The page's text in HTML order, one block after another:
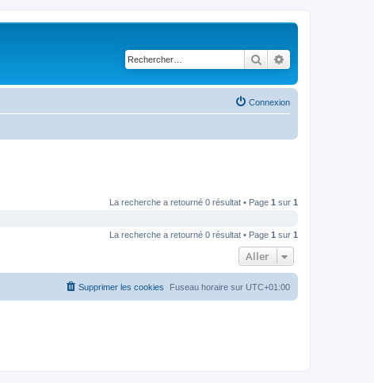
Rechercher
Connexion
La recherche a retourné 0 résultat • Page 1 sur 1
La recherche a retourné 0 résultat • Page 1 sur 1
Aller
Fuseau horaire sur UTC+01:00
Supprimer les cookies